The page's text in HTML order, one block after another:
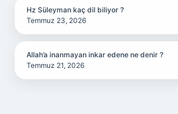
Hz Süleyman kaç dil biliyor ?
Temmuz 23, 2026
Allah’a inanmayan inkar edene ne denir ?
Temmuz 21, 2026